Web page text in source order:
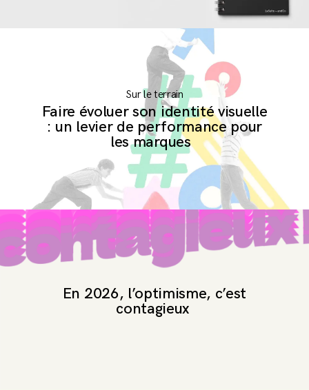
Conditions Générales de Vente
Sur le terrain
Faire évoluer son identité visuelle
: un levier de performance pour
les marques
En 2026, l’optimisme, c’est
contagieux